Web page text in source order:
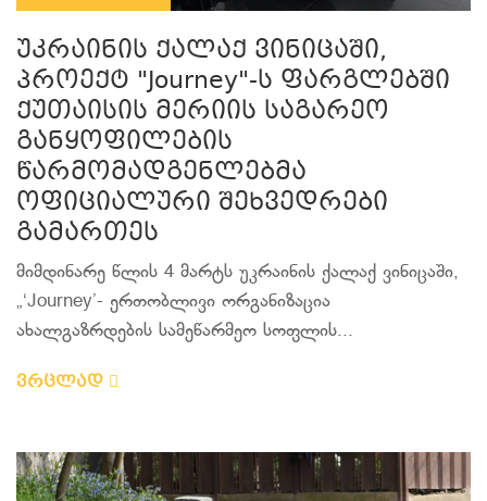
უკრაინის ქალაქ ვინიცაში,
პროექტ "Journey"-ს ფარგლებში
ქუთაისის მერიის საგარეო
განყოფილების
წარმომადგენლებმა
ოფიციალური შეხვედრები
გამართეს
მიმდინარე წლის 4 მარტს უკრაინის ქალაქ ვინიცაში,
„‘Journey’- ერთობლივი ორგანიზაცია
ახალგაზრდების სამეწარმეო სოფლის...
ვრცლად